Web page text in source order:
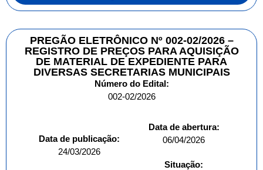
PREGÃO ELETRÔNICO Nº 002-02/2026 –
REGISTRO DE PREÇOS PARA AQUISIÇÃO
DE MATERIAL DE EXPEDIENTE PARA
DIVERSAS SECRETARIAS MUNICIPAIS
Número do Edital:
002-02/2026
Data de publicação:
24/03/2026
Data de abertura:
06/04/2026
Situação: